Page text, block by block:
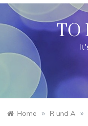
Skip
content
TO
Home » R und A »